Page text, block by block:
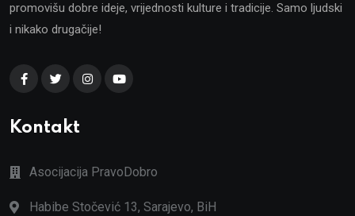
promovišu dobre ideje, vrijednosti kulture i tradicije. Samo ljudski
i nikako drugačije!
Kontakt
Asocijacija PravoDobro
Habibe Stočević 13, Sarajevo, BiH